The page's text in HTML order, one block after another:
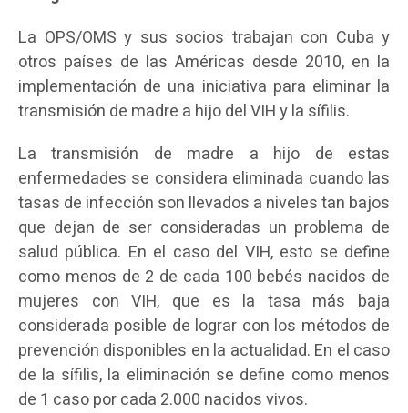
La OPS/OMS y sus socios trabajan con Cuba y
otros países de las Américas desde 2010, en la
implementación de una iniciativa para eliminar la
transmisión de madre a hijo del VIH y la sífilis.
La transmisión de madre a hijo de estas
enfermedades se considera eliminada cuando las
tasas de infección son llevados a niveles tan bajos
que dejan de ser consideradas un problema de
salud pública. En el caso del VIH, esto se define
como menos de 2 de cada 100 bebés nacidos de
mujeres con VIH, que es la tasa más baja
considerada posible de lograr con los métodos de
prevención disponibles en la actualidad. En el caso
de la sífilis, la eliminación se define como menos
de 1 caso por cada 2.000 nacidos vivos.